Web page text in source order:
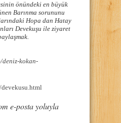
önündeki en büyük
Barınma sorununu
Hopa dan Hatay
Devekuşu ile ziyaret
kokan-
e-posta yoluyla